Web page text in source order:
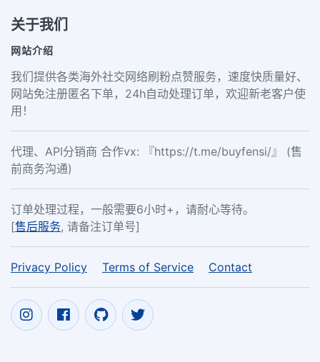
关于我们
网站介绍
我们提供各类海外社交网络刷粉点赞服务，速度快质量好、
网站免注册匿名下单，24h自动处理订单，欢迎新老客户使
用！
代理、API分销商 合作vx: 『https://t.me/buyfensi/』 (售
前商务沟通)
订单处理过程，一般需要6小时+，请耐心等待。
[售后服务, 请备注订单号]
Privacy Policy Terms of Service Contact